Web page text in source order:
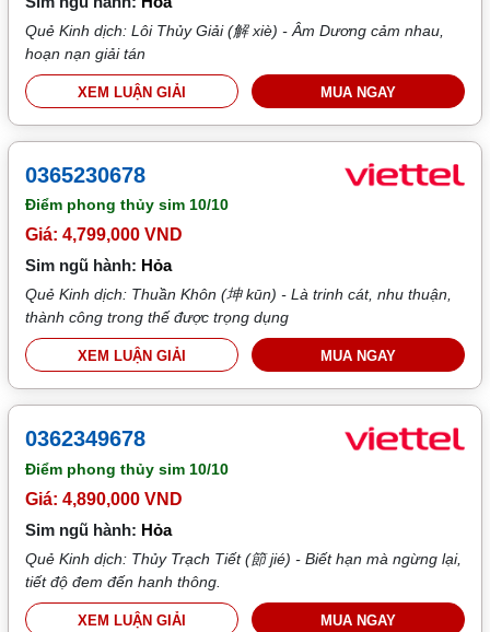
Quẻ Kinh dịch: Lôi Thủy Giải (解 xiè) - Âm Dương cảm nhau,
hoạn nạn giải tán
XEM LUẬN GIẢI MUA NGAY
0365230678
Điểm phong thủy sim10/10
Giá: 4,799,000 VND
Sim ngũ hành: Hỏa
Quẻ Kinh dịch: Thuần Khôn (坤 kūn) - Là trinh cát, nhu thuận,
thành công trong thế được trọng dụng
XEM LUẬN GIẢI MUA NGAY
0362349678
Điểm phong thủy sim 10/10
Giá: 4,890,000 VND
Sim ngũ hành: Hỏa
Quẻ Kinh dịch: Thủy Trạch Tiết (節 jié) - Biết hạn mà ngừng lại,
tiết độ đem đến hanh thông.
XEM LUẬN GIẢI MUA NGAY